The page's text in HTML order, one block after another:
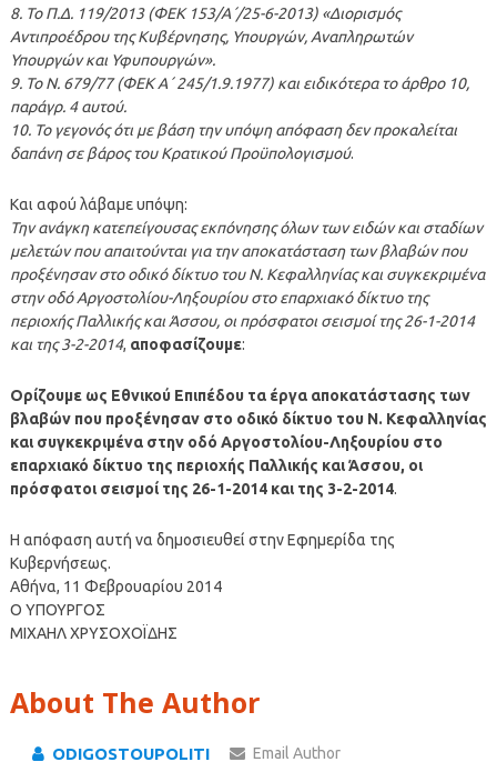
8. Το Π.Δ. 119/2013 (ΦΕΚ 153/Α΄/25-6-2013) «Διορισμός
Αντιπροέδρου της Κυβέρνησης, Υπουργών, Αναπληρωτών
Υπουργών και Υφυπουργών».
9. Το Ν. 679/77 (ΦΕΚ Α΄ 245/1.9.1977) και ειδικότερα το άρθρο 10,
παράγρ. 4 αυτού.
10. Το γεγονός ότι με βάση την υπόψη απόφαση δεν προκαλείται
δαπάνη σε βάρος του Κρατικού Προϋπολογισμού.
Και αφού λάβαμε υπόψη:
Την ανάγκη κατεπείγουσας εκπόνησης όλων των ειδών και σταδίων
μελετών που απαιτούνται για την αποκατάσταση των βλαβών που
προξένησαν στο οδικό δίκτυο του Ν. Κεφαλληνίας και συγκεκριμένα
στην οδό Αργοστολίου-Ληξουρίου στο επαρχιακό δίκτυο της
περιοχής Παλλικής και Άσσου, οι πρόσφατοι σεισμοί της 26-1-2014
και της 3-2-2014, αποφασίζουμε:
Ορίζουμε ως Εθνικού Επιπέδου τα έργα αποκατάστασης των
βλαβών που προξένησαν στο οδικό δίκτυο του Ν. Κεφαλληνίας
και συγκεκριμένα στην οδό Αργοστολίου-Ληξουρίου στο
επαρχιακό δίκτυο της περιοχής Παλλικής και Άσσου, οι
πρόσφατοι σεισμοί της 26-1-2014 και της 3-2-2014.
Η απόφαση αυτή να δημοσιευθεί στην Εφημερίδα της
Κυβερνήσεως.
Αθήνα, 11 Φεβρουαρίου 2014
O ΥΠΟΥΡΓΟΣ
MIXΑΗΛ ΧΡΥΣΟΧΟΪΔΗΣ
About The Author
ODIGOSTOUPOLITI Email Author